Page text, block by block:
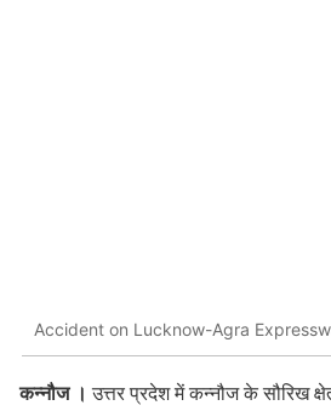
Accident on Lucknow-Agra
कन्नौज । उत्तर प्रदेश में कन्नौज के सौरिख